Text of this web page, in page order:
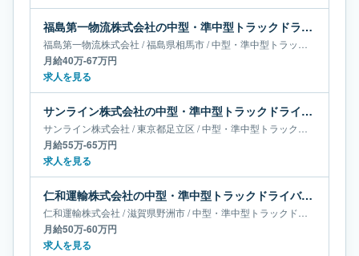
福島第一物流株式会社の中型・準中型トラックドライバー求人｜福島県相馬市｜月給40万-67万円
福島第一物流株式会社 /福島県相馬市/中型・準中型トラックドライバー
月給40万-67万円
求人を見る
サンライン株式会社の中型・準中型トラックドライバー求人｜東京都足立区｜月給55万-65万円
サンライン株式会社 /東京都足立区 /中型・準中型トラックドライバー
月給55万-65万円
求人を見る
仁和運輸株式会社の中型・準中型トラックドライバー求人｜滋賀県野洲市｜月給50万-60万円
仁和運輸株式会社 /滋賀県野洲市/中型・準中型トラックドライバー
月給50万-60万円
求人を見る